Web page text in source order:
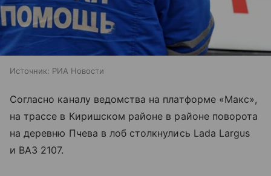
Источник: РИА Новости
Согласно каналу ведомства на платформе «Макс»,
на трассе в Киришском районе в районе поворота
на деревню Пчева в лоб столкнулись Lada Largus
и ВАЗ 2107.